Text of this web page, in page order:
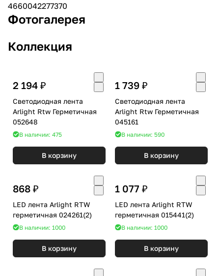
4660042277370
Фотогалерея
Коллекция
2 194 ₽
Светодиодная лента
Arlight Rtw Герметичная
052648
В наличии: 475
В корзину
1 739 ₽
Светодиодная лента
Arlight Rtw Герметичная
045161
В наличии: 590
В корзину
868 ₽
LED лента Arlight RTW
герметичная 024261(2)
В наличии: 1000
В корзину
1 077 ₽
LED лента Arlight RTW
герметичная 015441(2)
В наличии: 1000
В корзину